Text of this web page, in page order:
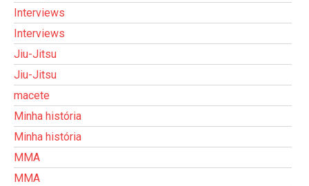
Interviews
Interviews
Jiu-Jitsu
Jiu-Jitsu
macete
Minha história
Minha história
MMA
MMA